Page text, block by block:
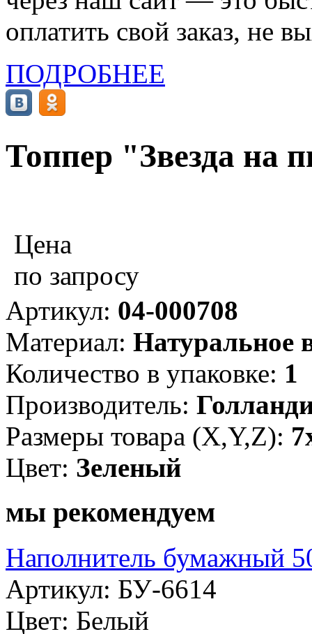
оплатить свой заказ, не
ПОДРОБНЕЕ
Топпер "Звезда на
Цена
по запросу
Артикул: 04-000708
Материал: Натуральное
Количество в упаковке: 1
Производитель:
Размеры товара (X,Y,Z):
Цвет: Зеленый
мы рекомендуем
Наполнитель бумажный
Артикул: БУ-6614
Цвет: Белый